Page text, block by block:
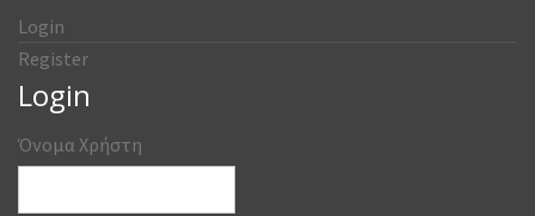
Login
Register
Login
Όνομα Χρήστη